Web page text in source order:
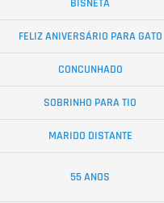
BISNETA
FELIZ ANIVERSÁRIO PARA GATO
CONCUNHADO
SOBRINHO PARA TIO
MARIDO DISTANTE
55 ANOS